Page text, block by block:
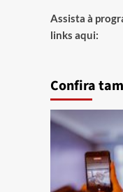
Assista à
links aqui:
Confira